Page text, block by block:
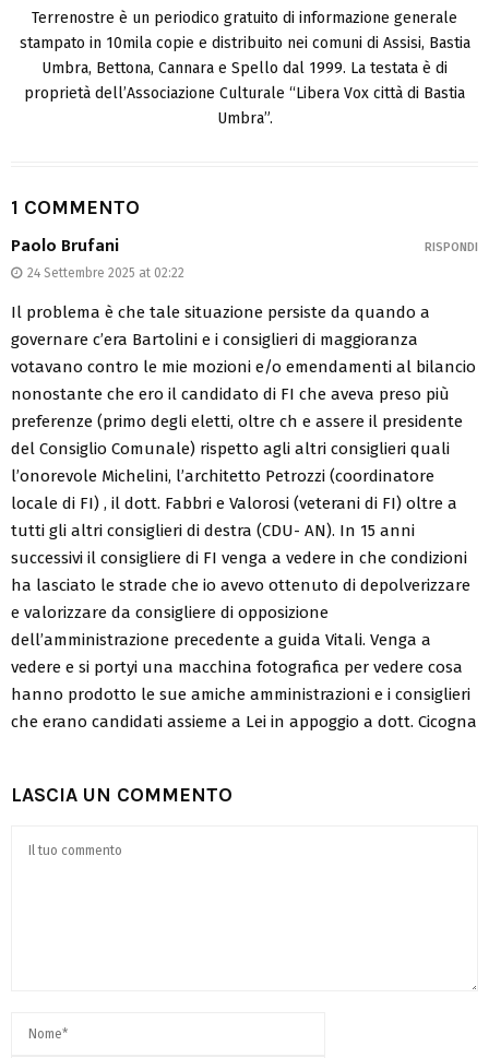
Terrenostre è un periodico gratuito di informazione generale
stampato in 10mila copie e distribuito nei comuni di Assisi, Bastia
Umbra, Bettona, Cannara e Spello dal 1999. La testata è di
proprietà dell’Associazione Culturale “Libera Vox città di Bastia
Umbra”.
1 COMMENTO
Paolo Brufani
24 Settembre 2025 at 02:22
Il problema è che tale situazione persiste da quando a
governare c’era Bartolini e i consiglieri di maggioranza
votavano contro le mie mozioni e/o emendamenti al bilancio
nonostante che ero il candidato di FI che aveva preso più
preferenze (primo degli eletti, oltre ch e assere il presidente
del Consiglio Comunale) rispetto agli altri consiglieri quali
l’onorevole Michelini, l’architetto Petrozzi (coordinatore
locale di FI) , il dott. Fabbri e Valorosi (veterani di FI) oltre a
tutti gli altri consiglieri di destra (CDU- AN). In 15 anni
successivi il consigliere di FI venga a vedere in che condizioni
ha lasciato le strade che io avevo ottenuto di depolverizzare
e valorizzare da consigliere di opposizione
dell’amministrazione precedente a guida Vitali. Venga a
vedere e si portyi una macchina fotografica per vedere cosa
hanno prodotto le sue amiche amministrazioni e i consiglieri
che erano candidati assieme a Lei in appoggio a dott. Cicogna
RISPONDI
LASCIA UN COMMENTO